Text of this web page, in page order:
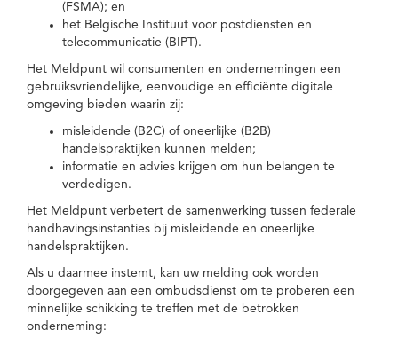
(FSMA); en
het Belgische Instituut voor postdiensten en
telecommunicatie (BIPT).
Het Meldpunt wil consumenten en ondernemingen een
gebruiksvriendelijke, eenvoudige en efficiënte digitale
omgeving bieden waarin zij:
misleidende (B2C) of oneerlijke (B2B)
handelspraktijken kunnen melden;
informatie en advies krijgen om hun belangen te
verdedigen.
Het Meldpunt verbetert de samenwerking tussen federale
handhavingsinstanties bij misleidende en oneerlijke
handelspraktijken.
Als u daarmee instemt, kan uw melding ook worden
doorgegeven aan een ombudsdienst om te proberen een
minnelijke schikking te treffen met de betrokken
onderneming: